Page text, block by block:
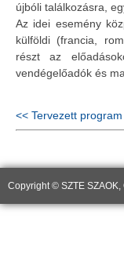
újbóli találkozásra,
Az idei esemény
külföldi (francia,
részt az
vendégelőadók és
<< Tervezett
Copyright © SZTE